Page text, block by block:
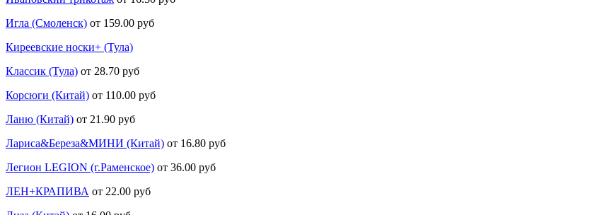
Игла (Смоленск) от 159.00 руб
Киреевские носки+ (Тула)
Классик (Тула) от 28.70 руб
Корсюги (Китай) от 110.00 руб
Ланю (Китай) от 21.90 руб
Лариса&Береза&МИНИ (Китай) от 16.80 руб
Легион LEGION (г.Раменское) от 36.00 руб
ЛЕН+КРАПИВА от 22.00 руб